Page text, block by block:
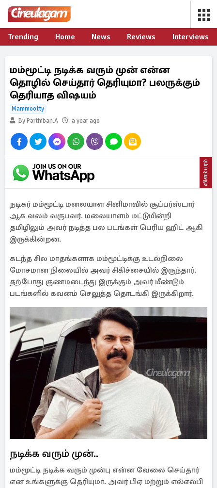
Trending Home News Reviews Interviews
மம்மூட்டி நடிக்க வரும் முன் என்ன
தொழில் செய்தார் தெரியுமா? பலருக்கும்
தெரியாத விஷயம்
Mammootty
By Parthiban.A
a year ago
விளம்பரம்
நடிகர் மம்மூட்டி மலையாள சினிமாவில் சூப்பர்ஸ்டார்
ஆக வலம் வருபவர். மலையாளம் மட்டுமின்றி
தமிழிலும் அவர் நடித்த பல படங்கள் பெரிய ஹிட் ஆகி
இருக்கின்றன.
கடந்த சில மாதங்களாக மம்மூட்டிக்கு உடல்நிலை
மோசமான நிலையில் அவர் சிகிச்சையில் இருந்தார்.
தற்போது குணமடைந்து இருக்கும் அவர் மீண்டும்
படங்களில் கவனம் செலுத்த தொடங்கி இருக்கிறார்.
நடிக்க வரும் முன்..
மம்மூட்டி நடிக்க வரும் முன்பு என்ன வேலை செய்தார்
என உங்களுக்கு தெரியுமா. அவர் பிஏ மற்றும் எல்எல்பி